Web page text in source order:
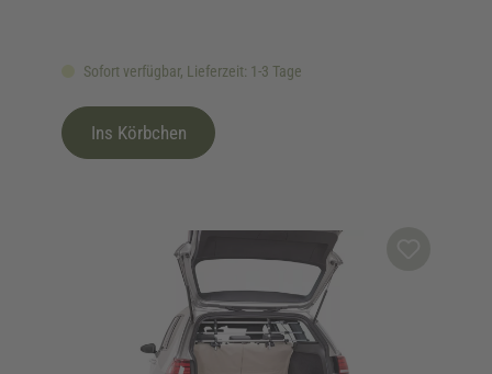
Sofort verfügbar, Lieferzeit: 1-3 Tage
Ins Körbchen